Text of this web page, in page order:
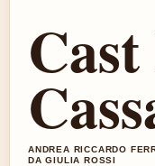
ANDREA RICCARDO
DA GIULIA ROSSI